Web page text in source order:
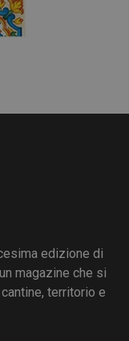
edizione di
magazine che si
territorio e